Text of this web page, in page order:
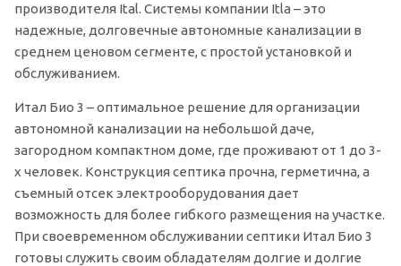
производителя Ital. Системы компании Itla – это
надежные, долговечные автономные канализации в
среднем ценовом сегменте, с простой установкой и
обслуживанием.
Итал Био 3 – оптимальное решение для организации
автономной канализации на небольшой даче,
загородном компактном доме, где проживают от 1 до 3-
х человек. Конструкция септика прочна, герметична, а
съемный отсек электрооборудования дает
возможность для более гибкого размещения на участке.
При своевременном обслуживании септики Итал Био 3
готовы служить своим обладателям долгие и долгие